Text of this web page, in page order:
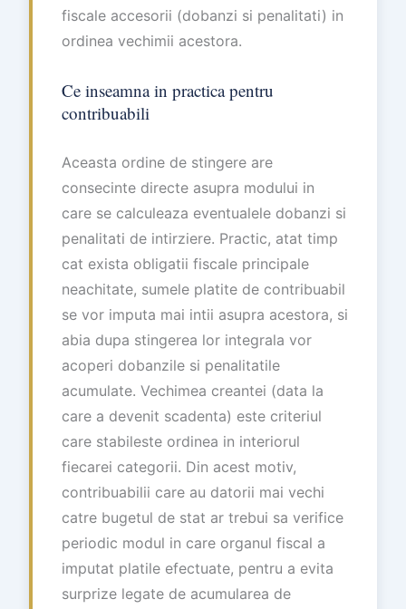
fiscale accesorii (dobanzi si penalitati) in
ordinea vechimii acestora.
Ce inseamna in practica pentru
contribuabili
Aceasta ordine de stingere are
consecinte directe asupra modului in
care se calculeaza eventualele dobanzi si
penalitati de intirziere. Practic, atat timp
cat exista obligatii fiscale principale
neachitate, sumele platite de contribuabil
se vor imputa mai intii asupra acestora, si
abia dupa stingerea lor integrala vor
acoperi dobanzile si penalitatile
acumulate. Vechimea creantei (data la
care a devenit scadenta) este criteriul
care stabileste ordinea in interiorul
fiecarei categorii. Din acest motiv,
contribuabilii care au datorii mai vechi
catre bugetul de stat ar trebui sa verifice
periodic modul in care organul fiscal a
imputat platile efectuate, pentru a evita
surprize legate de acumularea de